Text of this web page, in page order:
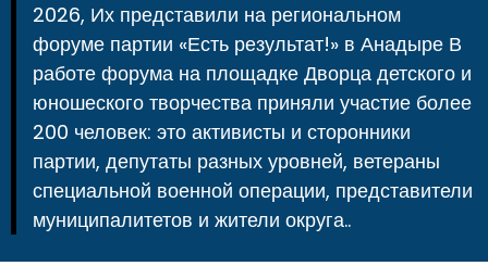
2026, Их представили на региональном
форуме партии «Есть результат!» в Анадыре В
работе форума на площадке Дворца детского и
юношеского творчества приняли участие более
200 человек: это активисты и сторонники
партии, депутаты разных уровней, ветераны
специальной военной операции, представители
муниципалитетов и жители округа..